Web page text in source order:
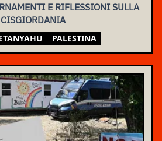
E RIFLESSIONI SULLA
PALESTINA